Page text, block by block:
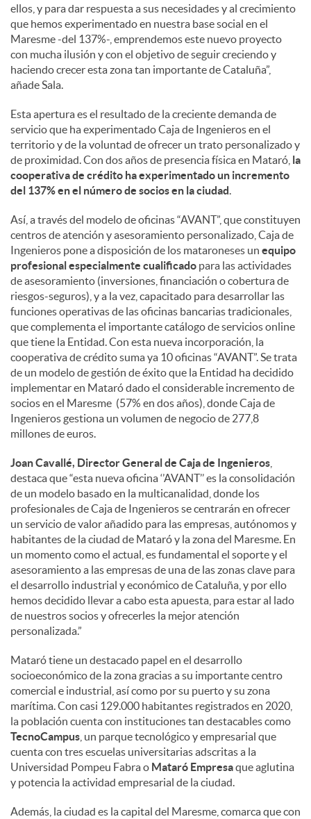
ellos, y para dar respuesta a sus necesidades y al crecimiento
que hemos experimentado en nuestra base social en el
Maresme -del 137%-, emprendemos este nuevo proyecto
con mucha ilusión y con el objetivo de seguir creciendo y
haciendo crecer esta zona tan importante de Cataluña”,
añade Sala.
Esta apertura es el resultado de la creciente demanda de
servicio que ha experimentado Caja de Ingenieros en el
territorio y de la voluntad de ofrecer un trato personalizado y
de proximidad. Con dos años de presencia física en Mataró, la
cooperativa de crédito ha experimentado un incremento
del 137% en el número de socios en la ciudad
Así, a través del modelo de oficinas “AVANT”, que constituyen
centros de atención y asesoramiento personalizado, Caja de
Ingenieros pone a disposición de los mataroneses un equipo
profesional especialmente cualificado para las actividades
de asesoramiento (inversiones, financiación o cobertura de
riesgos-seguros), y a la vez, capacitado para desarrollar las
funciones operativas de las oficinas bancarias tradicionales,
que complementa el importante catálogo de servicios online
que tiene la Entidad. Con esta nueva incorporación, la
cooperativa de crédito suma ya 10 oficinas “AVANT”. Se trata
de un modelo de gestión de éxito que la Entidad ha decidido
implementar en Mataró dado el considerable incremento de
socios en el Maresme (57% en dos años), donde Caja de
Ingenieros gestiona un volumen de negocio de 277,8
millones de euros.
Joan Cavallé, Director General de Caja de Ingenieros
destaca que “esta nueva oficina ‘’AVANT’’ es la consolidación
de un modelo basado en la multicanalidad, donde los
profesionales de Caja de Ingenieros se centrarán en ofrecer
un servicio de valor añadido para las empresas, autónomos y
habitantes de la ciudad de Mataró y la zona del Maresme. En
un momento como el actual, es fundamental el soporte y el
asesoramiento a las empresas de una de las zonas clave para
el desarrollo industrial y económico de Cataluña, y por ello
hemos decidido llevar a cabo esta apuesta, para estar al lado
de nuestros socios y ofrecerles la mejor atención
personalizada.”
Mataró tiene un destacado papel en el desarrollo
socioeconómico de la zona gracias a su importante centro
comercial e industrial, así como por su puerto y su zona
marítima. Con casi 129.000 habitantes registrados en 2020,
la población cuenta con instituciones tan destacables como
TecnoCampus , un parque tecnológico y empresarial que
cuenta con tres escuelas universitarias adscritas a la
Universidad Pompeu Fabra o Mataró Empresaque aglutina
y potencia la actividad empresarial de la ciudad.
Además, la ciudad es la capital del Maresme, comarca que con